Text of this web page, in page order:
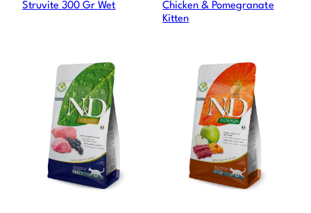
Struvite 300 Gr Wet
Chicken & Pomegranate
Kitten